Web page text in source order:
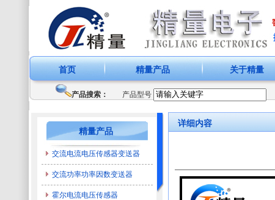
首页 精量产品 关于精量
产品搜索： 产品型号
精量产品
交流电流电压传感器变送器
交流功率功率因数变送器
霍尔电流电压传感器
详细内容